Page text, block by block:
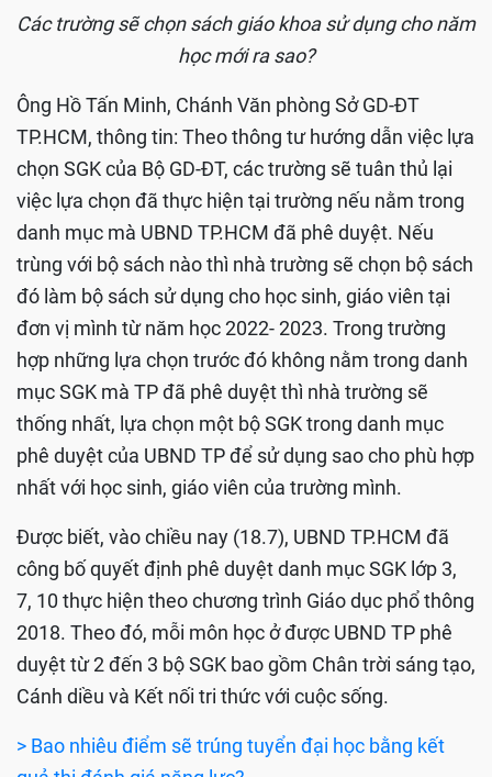
Các trường sẽ chọn sách giáo khoa sử dụng cho năm
học mới ra sao?
Ông Hồ Tấn Minh, Chánh Văn phòng Sở GD-ĐT
TP.HCM, thông tin: Theo thông tư hướng dẫn việc lựa
chọn SGK của Bộ GD-ĐT, các trường sẽ tuân thủ lại
việc lựa chọn đã thực hiện tại trường nếu nằm trong
danh mục mà UBND TP.HCM đã phê duyệt. Nếu
trùng với bộ sách nào thì nhà trường sẽ chọn bộ sách
đó làm bộ sách sử dụng cho học sinh, giáo viên tại
đơn vị mình từ năm học 2022- 2023. Trong trường
hợp những lựa chọn trước đó không nằm trong danh
mục SGK mà TP đã phê duyệt thì nhà trường sẽ
thống nhất, lựa chọn một bộ SGK trong danh mục
phê duyệt của UBND TP để sử dụng sao cho phù hợp
nhất với học sinh, giáo viên của trường mình.
Được biết, vào chiều nay (18.7), UBND TP.HCM đã
công bố quyết định phê duyệt danh mục SGK lớp 3,
7, 10 thực hiện theo chương trình Giáo dục phổ thông
2018. Theo đó, mỗi môn học ở được UBND TP phê
duyệt từ 2 đến 3 bộ SGK bao gồm Chân trời sáng tạo,
Cánh diều và Kết nối tri thức với cuộc sống.
> Bao nhiêu điểm sẽ trúng tuyển đại học bằng kết